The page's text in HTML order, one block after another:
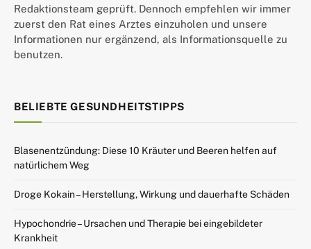
Redaktionsteam geprüft. Dennoch empfehlen wir immer
zuerst den Rat eines Arztes einzuholen und unsere
Informationen nur ergänzend, als Informationsquelle zu
benutzen.
BELIEBTE GESUNDHEITSTIPPS
Blasenentzündung: Diese 10 Kräuter und Beeren helfen auf
natürlichem Weg
Droge Kokain – Herstellung, Wirkung und dauerhafte Schäden
Hypochondrie – Ursachen und Therapie bei eingebildeter
Krankheit